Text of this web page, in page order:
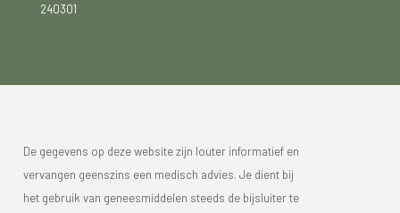
240301
De gegevens op deze website zijn louter informatief en
vervangen geenszins een medisch advies. Je dient bij
het gebruik van geneesmiddelen steeds de bijsluiter te